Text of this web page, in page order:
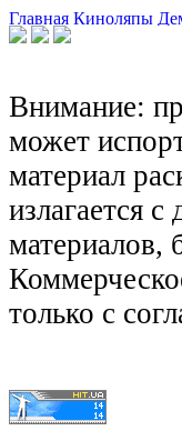
Главная Киноляпы
Внимание:
может
материал
излагается
материалов,
только с